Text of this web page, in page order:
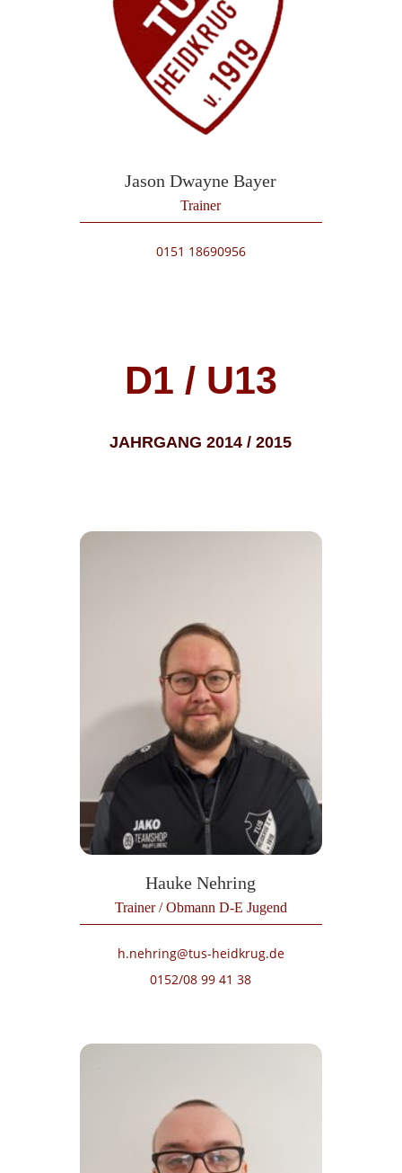
Jason Dwayne Bayer
Trainer
0151 18690956
D1 / U13
JAHRGANG 2014 / 2015
Hauke Nehring
Trainer / Obmann D-E Jugend
h.nehring@tus-heidkrug.de
0152/08 99 41 38